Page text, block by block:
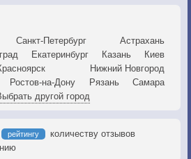
Санкт-Петербург
Астрахань
Екатеринбург Казань
Киев
Нижний Новгород
Ростов-на-Дону Рязань
Самара
другой город
рейтингу
количеству отзывов